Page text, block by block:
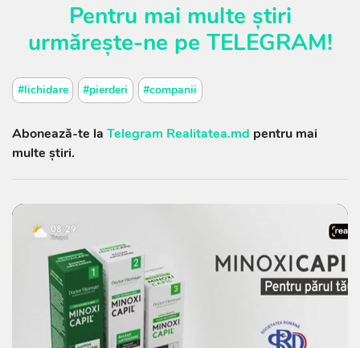
Pentru mai multe știri
urmărește-ne pe TELEGRAM!
#lichidare #pierderi #companii
Abonează-te la Telegram Realitatea.md pentru mai
multe știri.